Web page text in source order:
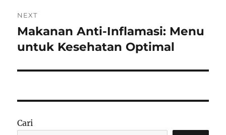
NEXT
Next
post:
Makanan Anti-Inflamasi: Menu
untuk Kesehatan Optimal
Cari